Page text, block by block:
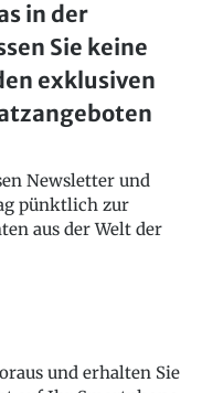
in der
Sie keine
exklusiven
Newsletter und
pünktlich zur
aus der Welt der
und erhalten Sie